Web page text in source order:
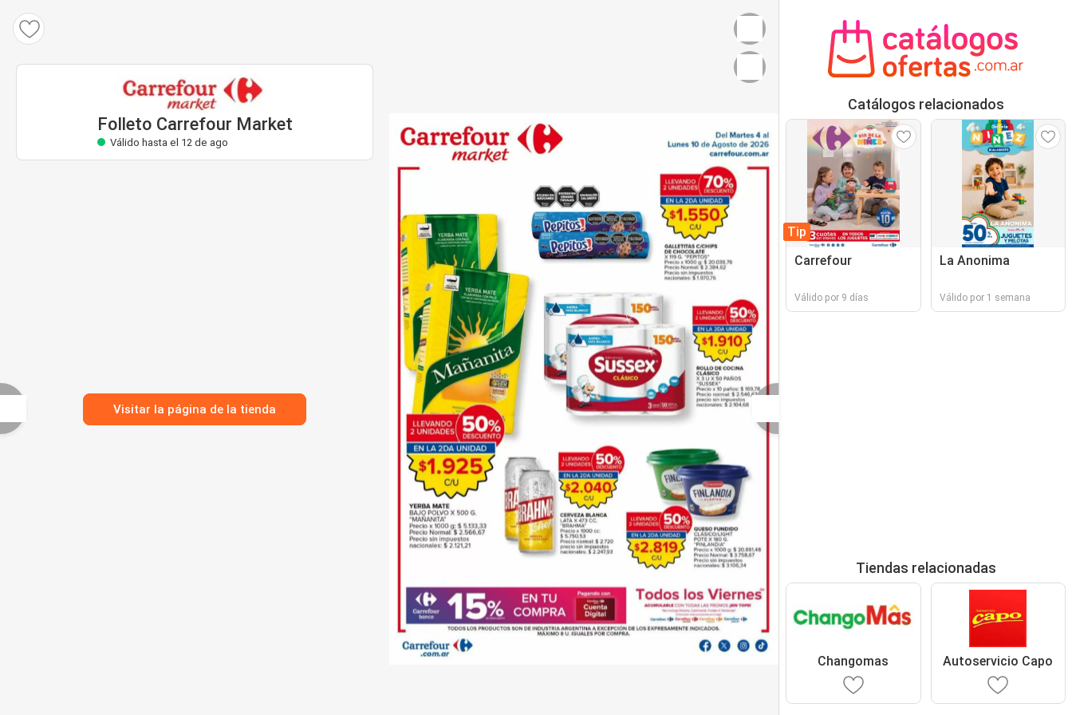
Folleto Carrefour Market
Válido hasta el 12 de ago
Visitar la página de la tienda
Catálogos relacionados
Tip
Carrefour
Válido por 9 días
La Anonima
Válido por 1 semana
Tiendas relacionadas
Changomas Autoservicio Capo